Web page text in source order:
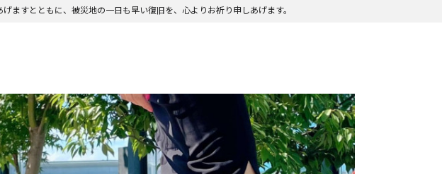
ますとともに、被災地の一日も早い復旧を、心よりお祈り申しあげます。